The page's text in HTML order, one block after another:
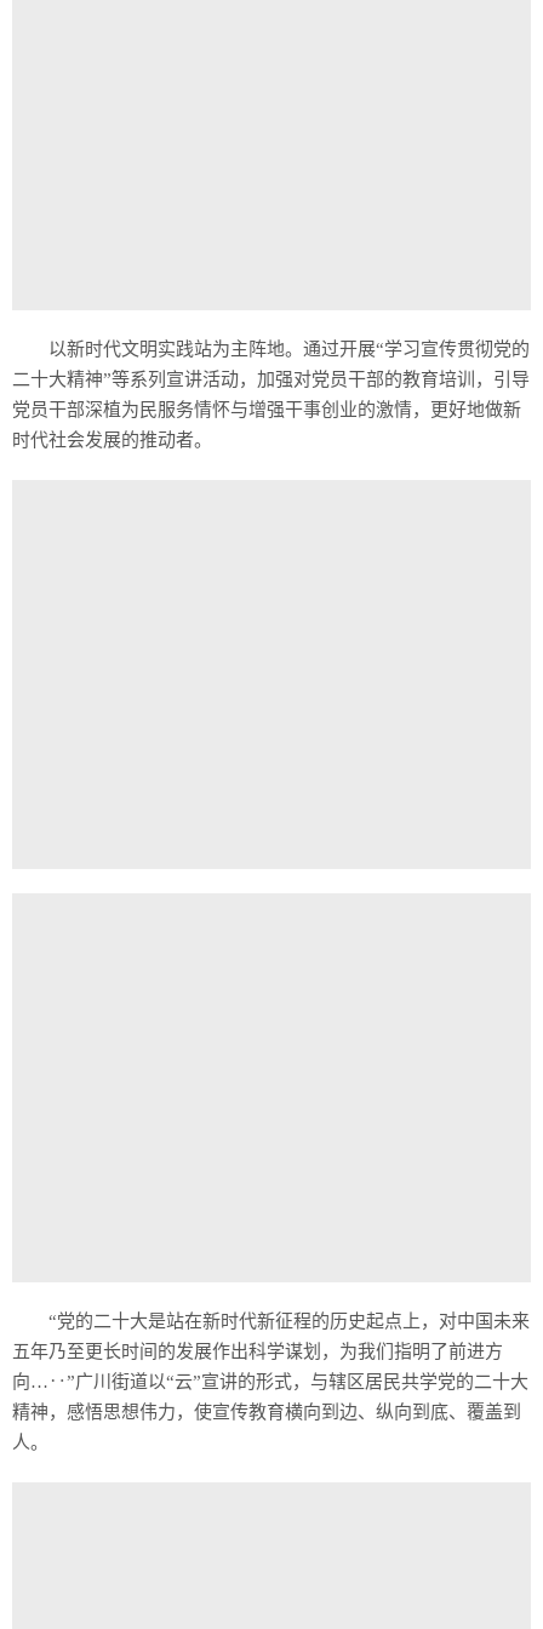
以新时代文明实践站为主阵地。通过开展“学习宣传贯彻党的
二十大精神”等系列宣讲活动，加强对党员干部的教育培训，引导
党员干部深植为民服务情怀与增强干事创业的激情，更好地做新
时代社会发展的推动者。
“党的二十大是站在新时代新征程的历史起点上，对中国未来
五年乃至更长时间的发展作出科学谋划，为我们指明了前进方
向…‥”广川街道以“云”宣讲的形式，与辖区居民共学党的二十大
精神，感悟思想伟力，使宣传教育横向到边、纵向到底、覆盖到
人。